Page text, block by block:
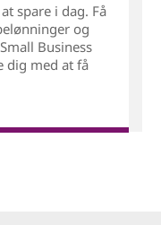
spare i dag. Få
og
Business
dig med at få